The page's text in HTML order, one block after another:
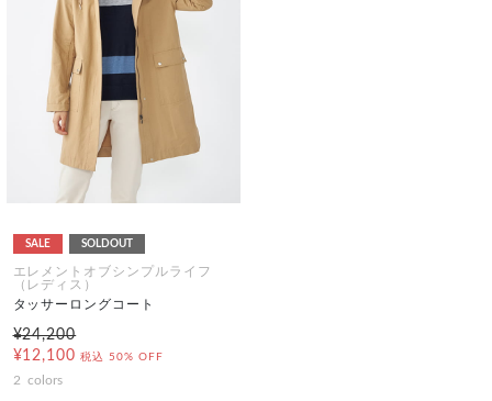
SALE SOLDOUT
エレメントオブシンプルライフ
（レディス）
タッサーロングコート
¥24,200
¥12,100 税込 50% OFF
2 colors